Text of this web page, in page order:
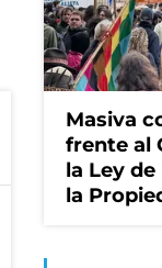
Masiva
frente al
la Ley
la